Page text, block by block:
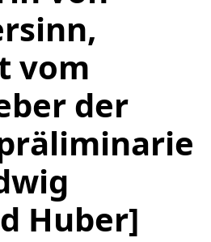
vom
der
Huber]